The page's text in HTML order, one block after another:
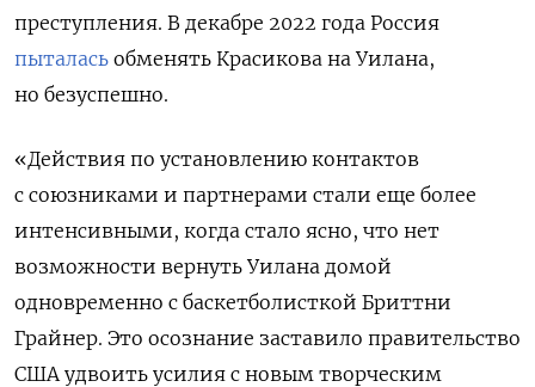
преступления. В декабре 2022 года Россия
пыталась обменять Красикова на Уилана,
но безуспешно.
«Действия по установлению контактов
с союзниками и партнерами стали еще более
интенсивными, когда стало ясно, что нет
возможности вернуть Уилана домой
одновременно с баскетболисткой Бриттни
Грайнер. Это осознание заставило правительство
США удвоить усилия с новым творческим